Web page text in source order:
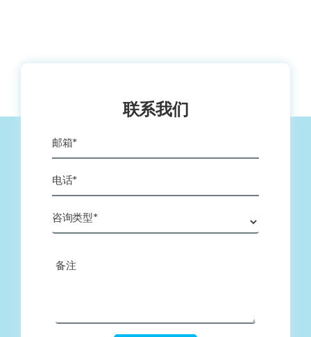
联系我们
邮箱*
电话*
咨询类型*
备注